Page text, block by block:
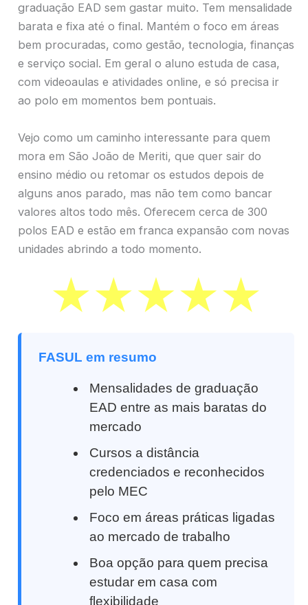
graduação EAD sem gastar muito. Tem mensalidade
barata e fixa até o final. Mantém o foco em áreas
bem procuradas, como gestão, tecnologia, finanças
e serviço social. Em geral o aluno estuda de casa,
com videoaulas e atividades online, e só precisa ir
ao polo em momentos bem pontuais.
Vejo como um caminho interessante para quem
mora em São João de Meriti, que quer sair do
ensino médio ou retomar os estudos depois de
alguns anos parado, mas não tem como bancar
valores altos todo mês. Oferecem cerca de 300
polos EAD e estão em franca expansão com novas
unidades abrindo a todo momento.
FASUL em resumo
Mensalidades de graduação
EAD entre as mais baratas do
mercado
Cursos a distância
credenciados e reconhecidos
pelo MEC
Foco em áreas práticas ligadas
ao mercado de trabalho
Boa opção para quem precisa
estudar em casa com
flexibilidade